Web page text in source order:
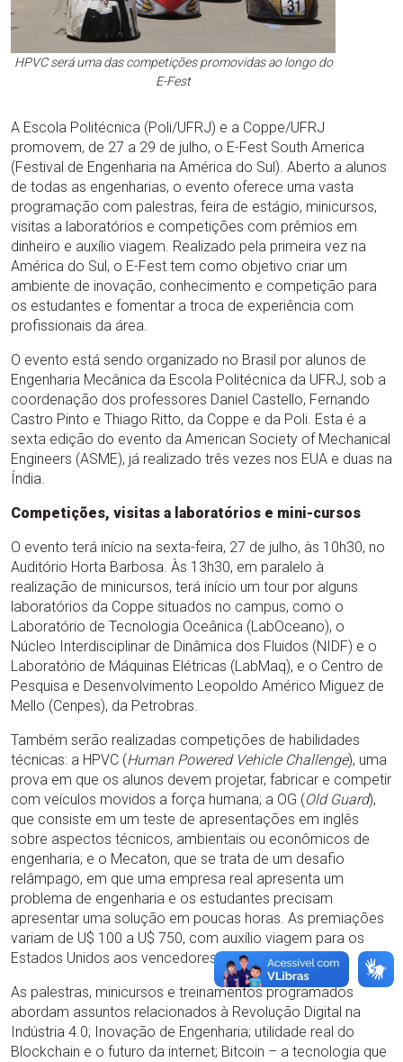
HPVC será uma das competições promovidas ao longo do
E-Fest
A Escola Politécnica (Poli/UFRJ) e a Coppe/UFRJ
promovem, de 27 a 29 de julho, o E-Fest South America
(Festival de Engenharia na América do Sul). Aberto a alunos
de todas as engenharias, o evento oferece uma vasta
programação com palestras, feira de estágio, minicursos,
visitas a laboratórios e competições com prêmios em
dinheiro e auxílio viagem. Realizado pela primeira vez na
América do Sul, o E-Fest tem como objetivo criar um
ambiente de inovação, conhecimento e competição para
os estudantes e fomentar a troca de experiência com
profissionais da área.
O evento está sendo organizado no Brasil por alunos de
Engenharia Mecânica da Escola Politécnica da UFRJ, sob a
coordenação dos professores Daniel Castello, Fernando
Castro Pinto e Thiago Ritto, da Coppe e da Poli. Esta é a
sexta edição do evento da American Society of Mechanical
Engineers (ASME), já realizado três vezes nos EUA e duas na
Índia.
Competições, visitas a laboratórios e mini-cursos
O evento terá início na sexta-feira, 27 de julho, às 10h30, no
Auditório Horta Barbosa. Às 13h30, em paralelo à
realização de minicursos, terá início um tour por alguns
laboratórios da Coppe situados no campus, como o
Laboratório de Tecnologia Oceânica (LabOceano), o
Núcleo Interdisciplinar de Dinâmica dos Fluidos (NIDF) e o
Laboratório de Máquinas Elétricas (LabMaq), e o Centro de
Pesquisa e Desenvolvimento Leopoldo Américo Miguez de
Mello (Cenpes), da Petrobras.
Também serão realizadas competições de habilidades
técnicas: a HPVC (Human Powered Vehicle Challenge), uma
prova em que os alunos devem projetar, fabricar e competir
com veículos movidos a força humana; a OG (Old Guard),
que consiste em um teste de apresentações em inglês
sobre aspectos técnicos, ambientais ou econômicos de
engenharia; e o Mecaton, que se trata de um desafio
relâmpago, em que uma empresa real apresenta um
problema de engenharia e os estudantes precisam
apresentar uma solução em poucas horas. As premiações
variam de U$ 100 a U$ 750, com auxílio viagem para os
Estados Unidos aos vencedores da OG.
As palestras, minicursos e treinamentos programados
abordam assuntos relacionados à Revolução Digital na
Indústria 4.0; Inovação de Engenharia; utilidade real do
Blockchain e o futuro da internet; Bitcoin – a tecnologia que